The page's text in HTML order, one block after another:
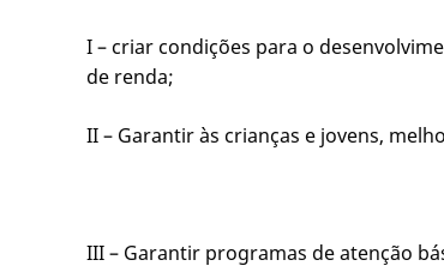
I – criar condições para o
de renda;
II – Garantir às crianças e jovens,
III – Garantir programas de atenção